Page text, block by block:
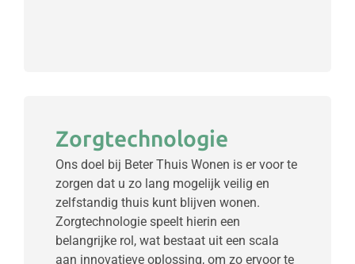
Zorgtechnologie
Ons doel bij Beter Thuis Wonen is er voor te
zorgen dat u zo lang mogelijk veilig en
zelfstandig thuis kunt blijven wonen.
Zorgtechnologie speelt hierin een
belangrijke rol, wat bestaat uit een scala
aan innovatieve oplossing, om zo ervoor te